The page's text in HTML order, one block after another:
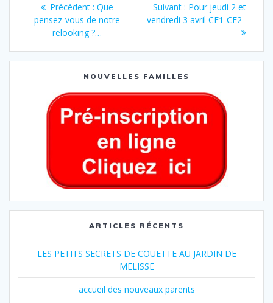
Précédent : Que
pensez-vous de notre
relooking ?…
Suivant : Pour jeudi 2 et
vendredi 3 avril CE1-CE2
NOUVELLES FAMILLES
ARTICLES RÉCENTS
LES PETITS SECRETS DE COUETTE AU JARDIN DE
MELISSE
accueil des nouveaux parents